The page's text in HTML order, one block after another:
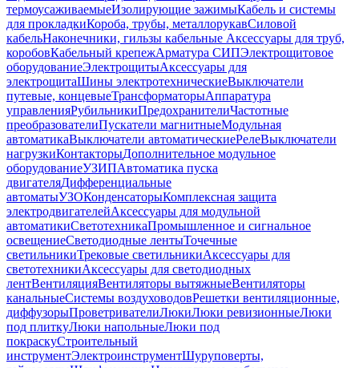
термоусаживаемыеИзолирующие зажимыКабель и системы
для прокладкиКороба, трубы, металлорукавСиловой
кабельНаконечники, гильзы кабельные Аксессуары для труб,
коробовКабельный крепежАрматура СИПЭлектрощитовое
оборудованиеЭлектрощитыАксессуары для
электрощитаШины электротехническиеВыключатели
путевые, концевыеТрансформаторыАппаратура
управленияРубильникиПредохранителиЧастотные
преобразователиПускатели магнитныеМодульная
автоматикаВыключатели автоматическиеРелеВыключатели
нагрузкиКонтакторыДополнительное модульное
оборудованиеУЗИПАвтоматика пуска
двигателяДифференциальные
автоматыУЗОКонденсаторыКомплексная защита
электродвигателейАксессуары для модульной
автоматикиСветотехникаПромышленное и сигнальное
освещениеСветодиодные лентыТочечные
светильникиТрековые светильникиАксессуары для
светотехникиАксессуары для светодиодных
лентВентиляцияВентиляторы вытяжныеВентиляторы
канальныеСистемы воздуховодовРешетки вентиляционные,
диффузорыПроветривателиЛюкиЛюки ревизионныеЛюки
под плиткуЛюки напольныеЛюки под
покраскуСтроительный
инструментЭлектроинструментШуруповерты,